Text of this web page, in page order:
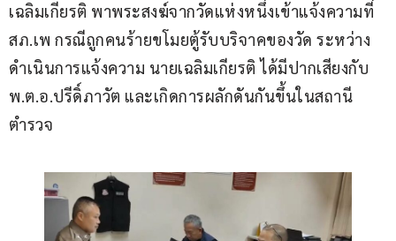
เฉลิมเกียรติ พาพระสงฆ์จากวัดแห่งหนึ่งเข้าแจ้งความที่
สภ.เพ กรณีถูกคนร้ายขโมยตู้รับบริจาคของวัด ระหว่าง
ดำเนินการแจ้งความ นายเฉลิมเกียรติ ได้มีปากเสียงกับ
พ.ต.อ.ปรีดิ์ภาวัต และเกิดการผลักดันกันขึ้นในสถานี
ตำรวจ